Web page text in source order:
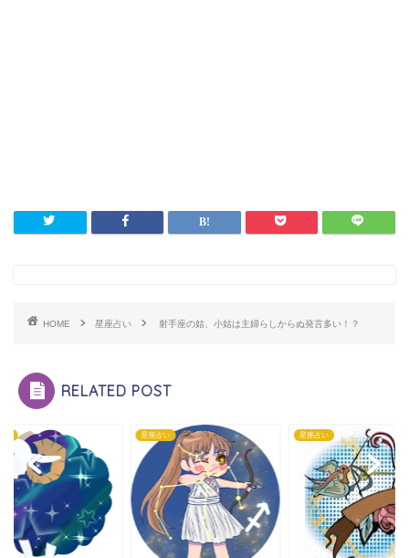
HOME 星座占い 射手座の姑、小姑は主婦らしからぬ発言多い！？
RELATED POST
星座占い 星座占い